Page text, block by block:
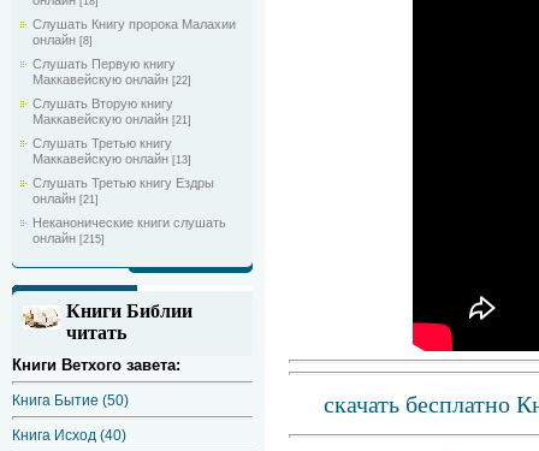
Слушать Книгу пророка Малахии
онлайн [8]
Слушать Первую книгу
Маккавейскую онлайн [22]
Слушать Вторую книгу
Маккавейскую онлайн [21]
Слушать Третью книгу
Маккавейскую онлайн [13]
Слушать Третью книгу Ездры
онлайн [21]
Неканонические книги слушать
онлайн [215]
Книги Библии
читать
Книги Ветхого завета:
Книга Бытие (50)
Книга Исход (40)
скачать бесплатно